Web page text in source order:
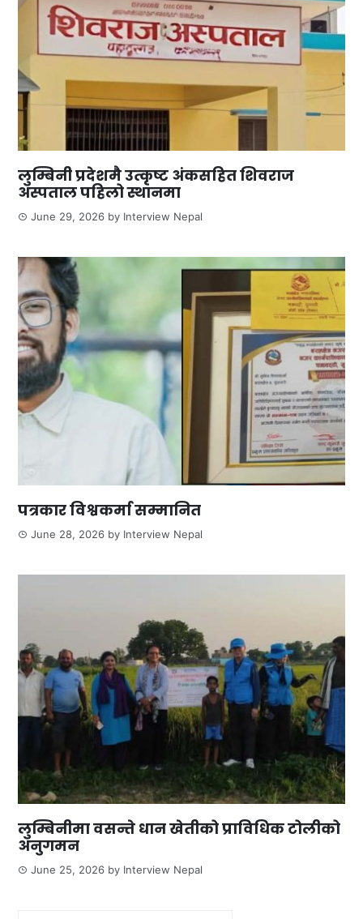
लुम्बिनी प्रदेशमै उत्कृष्ट अंकसहित शिवराज
अस्पताल पहिलो स्थानमा
June 29, 2026 by Interview Nepal
पत्रकार विश्वकर्मा सम्मानित
June 28, 2026 by Interview Nepal
लुम्बिनीमा वसन्ते धान खेतीको प्राविधिक टोलीको
अनुगमन
June 25, 2026 by Interview Nepal